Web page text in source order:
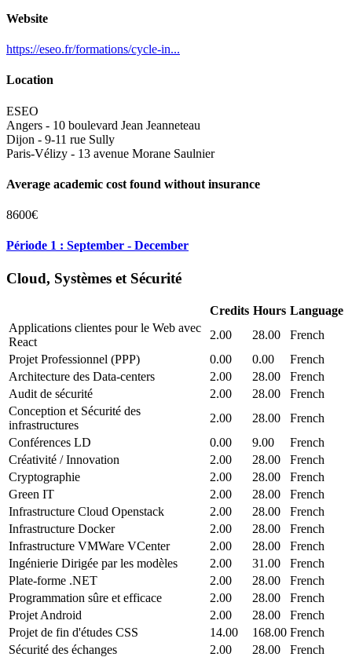
Website
https://eseo.fr/formations/cycle-in...
Location
ESEO
Angers - 10 boulevard Jean Jeanneteau
Dijon - 9-11 rue Sully
Paris-Vélizy - 13 avenue Morane Saulnier
Average academic cost found without insurance
8600€
Période 1 : September - December
Cloud, Systèmes et Sécurité
Credits Hours Language
Applications clientes pour le Web avec
React
2.00 28.00
French
Projet Professionnel (PPP)
0.00 0.00
French
Architecture des Data-centers
2.00 28.00
French
Audit de sécurité
2.00 28.00
French
Conception et Sécurité des
infrastructures
2.00 28.00
French
Conférences LD
0.00 9.00
French
Créativité / Innovation
2.00 28.00
French
Cryptographie
2.00 28.00
French
Green IT
2.00 28.00
French
Infrastructure Cloud Openstack
2.00 28.00
French
Infrastructure Docker
2.00 28.00
French
Infrastructure VMWare VCenter
2.00 28.00
French
Ingénierie Dirigée par les modèles
2.00 31.00
French
Plate-forme .NET
2.00 28.00
French
Programmation sûre et efficace
2.00 28.00
French
Projet Android
2.00 28.00
French
Projet de fin d'études CSS
14.00 168.00 French
Sécurité des échanges
2.00 28.00
French